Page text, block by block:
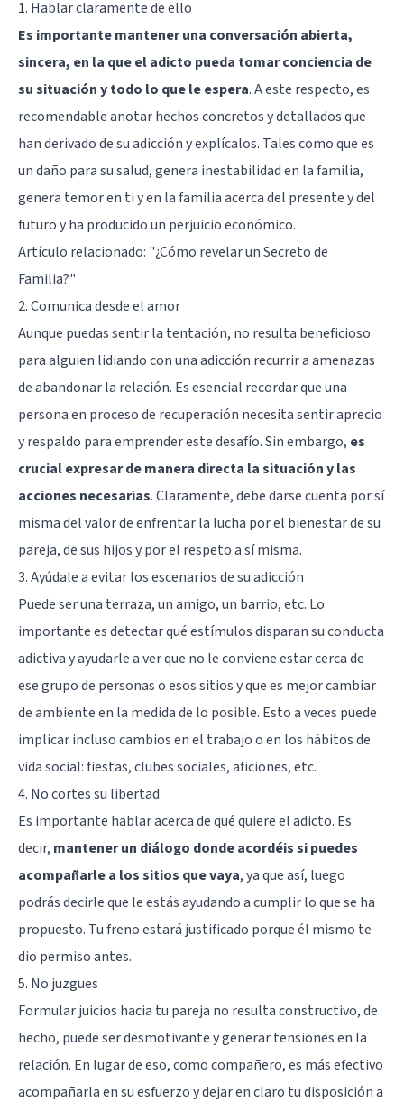
1. Hablar claramente de ello
Es importante mantener una conversación abierta,
sincera, en la que el adicto pueda tomar conciencia de
su situación y todo lo que le espera. A este respecto, es
recomendable anotar hechos concretos y detallados que
han derivado de su adicción y explícalos. Tales como que es
un daño para su salud, genera inestabilidad en la familia,
genera temor en ti y en la familia acerca del presente y del
futuro y ha producido un perjuicio económico.
Artículo relacionado: "¿Cómo revelar un Secreto de
Familia?"
2. Comunica desde el amor
Aunque puedas sentir la tentación, no resulta beneficioso
para alguien lidiando con una adicción recurrir a amenazas
de abandonar la relación. Es esencial recordar que una
persona en proceso de recuperación necesita sentir aprecio
y respaldo para emprender este desafío. Sin embargo, es
crucial expresar de manera directa la situación y las
acciones necesarias. Claramente, debe darse cuenta por sí
misma del valor de enfrentar la lucha por el bienestar de su
pareja, de sus hijos y por el respeto a sí misma.
3. Ayúdale a evitar los escenarios de su adicción
Puede ser una terraza, un amigo, un barrio, etc. Lo
importante es detectar qué estímulos disparan su conducta
adictiva y ayudarle a ver que no le conviene estar cerca de
ese grupo de personas o esos sitios y que es mejor cambiar
de ambiente en la medida de lo posible. Esto a veces puede
implicar incluso cambios en el trabajo o en los hábitos de
vida social: fiestas, clubes sociales, aficiones, etc.
4. No cortes su libertad
Es importante hablar acerca de qué quiere el adicto. Es
decir, mantener un diálogo donde acordéis si puedes
acompañarle a los sitios que vaya, ya que así, luego
podrás decirle que le estás ayudando a cumplir lo que se ha
propuesto. Tu freno estará justificado porque él mismo te
dio permiso antes.
5. No juzgues
Formular juicios hacia tu pareja no resulta constructivo, de
hecho, puede ser desmotivante y generar tensiones en la
relación. En lugar de eso, como compañero, es más efectivo
acompañarla en su esfuerzo y dejar en claro tu disposición a